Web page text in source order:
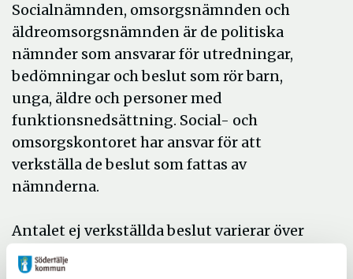
Socialnämnden, omsorgsnämnden och
äldreomsorgsnämnden är de politiska
nämnder som ansvarar för utredningar,
bedömningar och beslut som rör barn,
unga, äldre och personer med
funktionsnedsättning. Social- och
omsorgskontoret har ansvar för att
verkställa de beslut som fattas av
nämnderna.
Antalet ej verkställda beslut varierar över
tid, social- och omsorgskontoret strävar
alltid efter att beviljad insats ska verkställas